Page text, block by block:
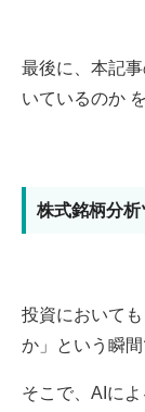
最後に、本記
いているのか
株式銘柄分
投資において
か」という瞬間
そこで、AIに